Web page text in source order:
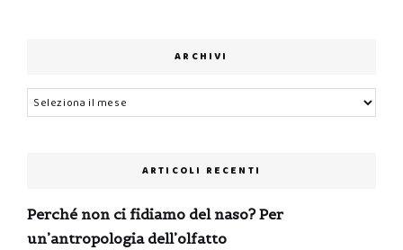
ARCHIVI
Archivi
ARTICOLI RECENTI
Perché non ci fidiamo del naso? Per
un’antropologia dell’olfatto